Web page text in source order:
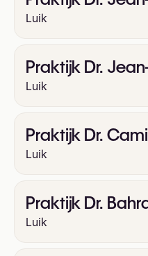
Luik
Praktijk Dr.
Luik
Praktijk Dr.
Luik
Praktijk Dr.
Luik